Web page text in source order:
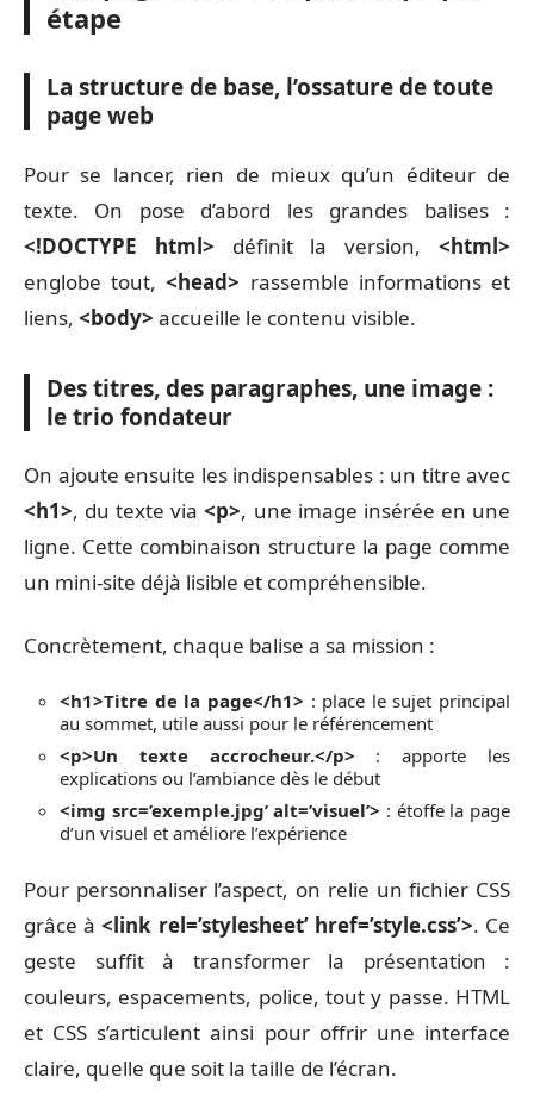
étape
La structure de base, l’ossature de toute
page web
Pour se lancer, rien de mieux qu’un éditeur de
texte. On pose d’abord les grandes balises :
<!DOCTYPE html> définit la version,<html>
englobe tout,<head> rassemble informations et
liens, <body> accueille le contenu visible.
Des titres, des paragraphes, une image :
le trio fondateur
On ajoute ensuite les indispensables : un titre avec
<h1>, du texte via<p>, une image insérée en une
ligne. Cette combinaison structure la page comme
un mini-site déjà lisible et compréhensible.
Concrètement, chaque balise a sa mission :
<h1>Titre de la page</h1> : place le sujet principal
au sommet, utile aussi pour le référencement
<p>Un texte accrocheur.</p> : apporte les
explications ou l’ambiance dès le début
<img src=’exemple.jpg’ alt=’visuel’> : étoffe la page
d’un visuel et améliore l’expérience
Pour personnaliser l’aspect, on relie un fichier CSS
grâce à<link rel=’stylesheet’ href=’style.css’>. Ce
geste suffit à transformer la présentation :
couleurs, espacements, police, tout y passe. HTML
et CSS s’articulent ainsi pour offrir une interface
claire, quelle que soit la taille de l’écran.